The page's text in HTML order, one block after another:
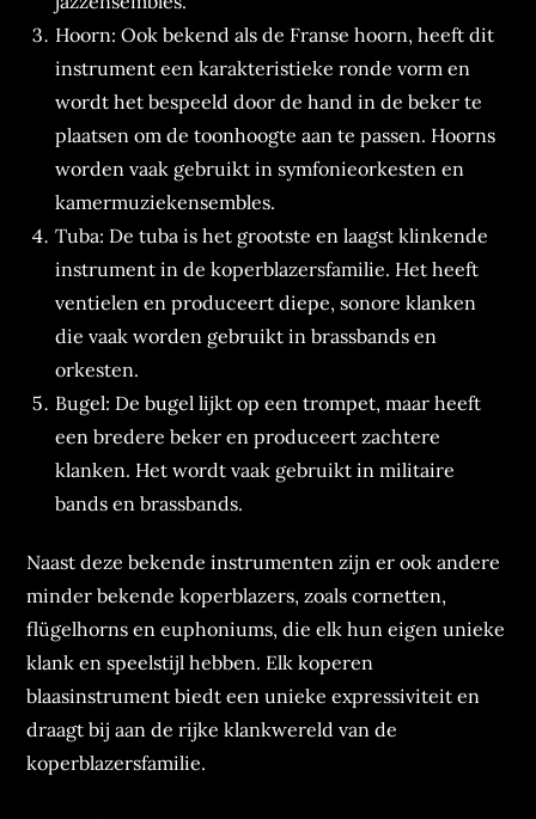
Hoorn: Ook bekend als de Franse hoorn, heeft dit
instrument een karakteristieke ronde vorm en
wordt het bespeeld door de hand in de beker te
plaatsen om de toonhoogte aan te passen. Hoorns
worden vaak gebruikt in symfonieorkesten en
kamermuziekensembles.
Tuba: De tuba is het grootste en laagst klinkende
instrument in de koperblazersfamilie. Het heeft
ventielen en produceert diepe, sonore klanken
die vaak worden gebruikt in brassbands en
orkesten.
Bugel: De bugel lijkt op een trompet, maar heeft
een bredere beker en produceert zachtere
klanken. Het wordt vaak gebruikt in militaire
bands en brassbands.
Naast deze bekende instrumenten zijn er ook andere
minder bekende koperblazers, zoals cornetten,
flügelhorns en euphoniums, die elk hun eigen unieke
klank en speelstijl hebben. Elk koperen
blaasinstrument biedt een unieke expressiviteit en
draagt bij aan de rijke klankwereld van de
koperblazersfamilie.